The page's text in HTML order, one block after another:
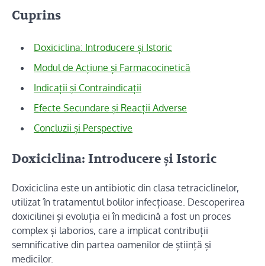
Cuprins
Doxiciclina: Introducere și Istoric
Modul de Acțiune și Farmacocinetică
Indicații și Contraindicații
Efecte Secundare și Reacții Adverse
Concluzii și Perspective
Doxiciclina: Introducere și Istoric
Doxiciclina este un antibiotic din clasa tetraciclinelor,
utilizat în tratamentul bolilor infecțioase. Descoperirea
doxicilinei și evoluția ei în medicină a fost un proces
complex și laborios, care a implicat contribuții
semnificative din partea oamenilor de știință și
medicilor.